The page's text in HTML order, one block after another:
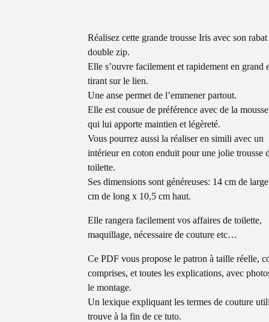
Réalisez cette grande trousse Iris avec son rabat
double zip.
Elle s’ouvre facilement et rapidement en grand
tirant sur le lien.
Une anse permet de l’emmener partout.
Elle est cousue de préférence avec de la
qui lui apporte maintien et légèreté.
Vous pourrez aussi la réaliser en simili avec un
intérieur en coton enduit pour une jolie trousse
toilette.
Ses dimensions sont généreuses: 14 cm de
cm de long x 10,5 cm haut.
Elle rangera facilement vos affaires de toilette,
maquillage, nécessaire de couture etc…
Ce PDF vous propose le patron à taille réelle,
comprises, et toutes les explications, avec
le montage.
Un lexique expliquant les termes de couture
trouve à la fin de ce tuto.